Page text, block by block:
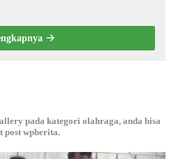
pada kategori olahraga, anda bisa
post wpberita.